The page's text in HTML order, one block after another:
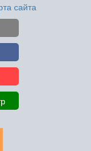
сайта